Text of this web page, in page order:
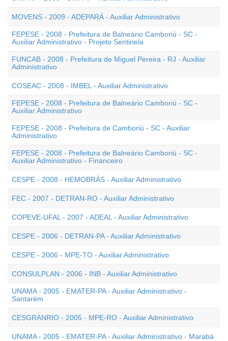
MOVENS - 2009 - ADEPARÁ - Auxiliar Administrativo
FEPESE - 2008 - Prefeitura de Balneário Camboriú - SC -
Auxiliar Administrativo - Projeto Sentinela
FUNCAB - 2008 - Prefeitura de Miguel Pereira - RJ - Auxiliar
Administrativo
COSEAC - 2008 - IMBEL - Auxiliar Administrativo
FEPESE - 2008 - Prefeitura de Balneário Camboriú - SC -
Auxiliar Administrativo
FEPESE - 2008 - Prefeitura de Camboriú - SC - Auxiliar
Administrativo
FEPESE - 2008 - Prefeitura de Balneário Camboriú - SC -
Auxiliar Administrativo - Financeiro
CESPE - 2008 - HEMOBRÁS - Auxiliar Administrativo
FEC - 2007 - DETRAN-RO - Auxiliar Administrativo
COPEVE-UFAL - 2007 - ADEAL - Auxiliar Administrativo
CESPE - 2006 - DETRAN-PA - Auxiliar Administrativo
CESPE - 2006 - MPE-TO - Auxiliar Administrativo
CONSULPLAN - 2006 - INB - Auxiliar Administrativo
UNAMA - 2005 - EMATER-PA - Auxiliar Administrativo -
Santarém
CESGRANRIO - 2005 - MPE-RO - Auxiliar Administrativo
UNAMA - 2005 - EMATER-PA - Auxiliar Administrativo - Marabá